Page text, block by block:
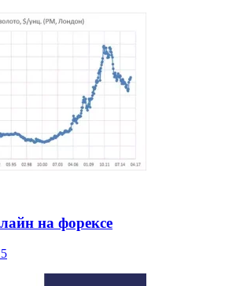
на форексе